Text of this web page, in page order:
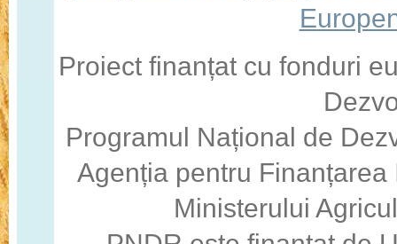
Proiect finanțat cu fonduri
Programul Național de
Agenția pentru
Ministerului